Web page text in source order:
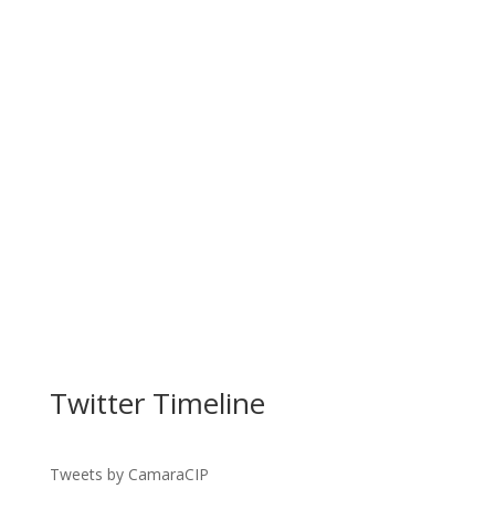
Twitter Timeline
Tweets by CamaraCIP
Twitter